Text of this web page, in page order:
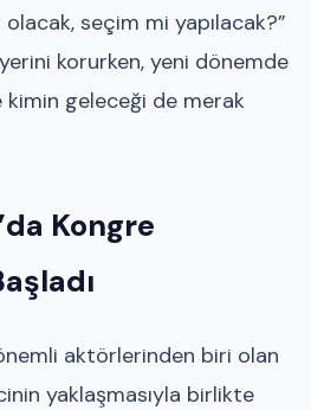
seçim mi yapılacak?”
korurken, yeni dönemde
kimin geleceği de merak
Kongre
aktörlerinden biri olan
yaklaşmasıyla birlikte